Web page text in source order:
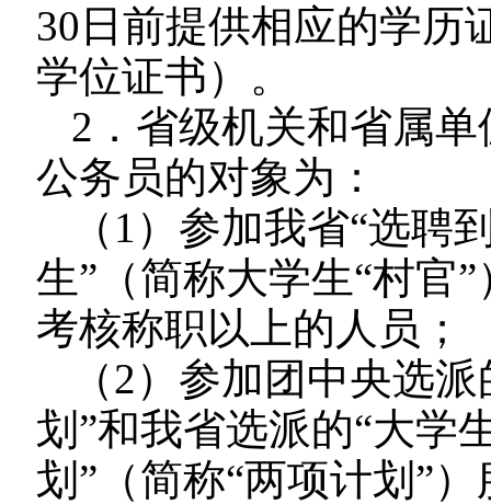
30日前提供相应的学历
学位证书）。
2．省级机关和省属
公务员的对象为：
（1）参加我省“选聘
生”（简称大学生“村官
考核称职以上的人员；
（2）参加团中央选
划”和我省选派的“大学
划”（简称“两项计划”